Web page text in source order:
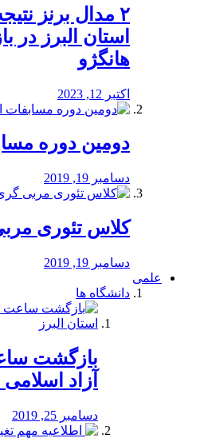
استان البرز در
هانگژو
اکتبر 12, 2023
دومین دوره
دسامبر 19, 2019
کلاس تئوری مربی
دسامبر 19, 2019
علمی
دانشگاه ها
بازگشت
آزاد اسلامی
دسامبر 25, 2019